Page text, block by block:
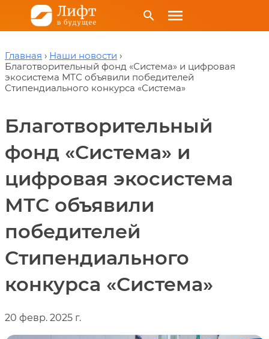
search menu
Главная
Наши новости
Благотворительный фонд «Система» и цифровая
экосистема МТС объявили победителей
Стипендиального конкурса «Система»
Благотворительный
фонд «Система» и
цифровая экосистема
МТС объявили
победителей
Стипендиального
конкурса «Система»
20 февр. 2025 г.